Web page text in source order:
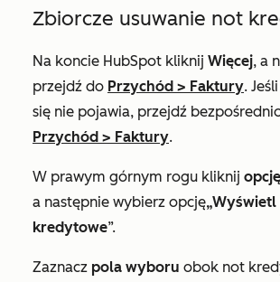
Zbiorcze usuwanie not
Na koncie HubSpot kliknij Więcej, a
przejdź do Przychód > Faktury.
się nie pojawia, przejdź
Przychód > Faktury.
W prawym górnym rogu kliknij
a następnie wybierz opcję
kredytowe”.
Zaznacz pola wyboru obok not